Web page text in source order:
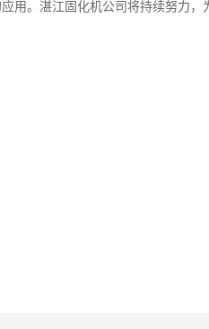
用。湛江固化机公司将持续努力